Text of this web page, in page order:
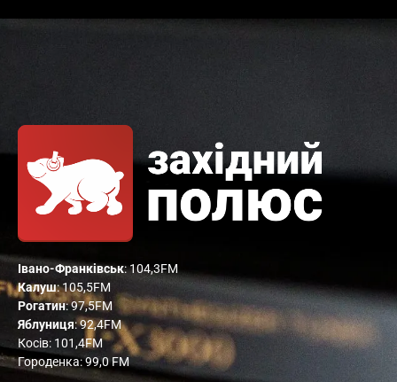
Івано-Франківськ: 104,3FM
Калуш: 105,5FM
Рогатин: 97,5FM
Яблуниця: 92,4FM
Косів: 101,4FM
Городенка: 99,0 FM